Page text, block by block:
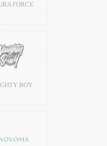
FORCE
BOY